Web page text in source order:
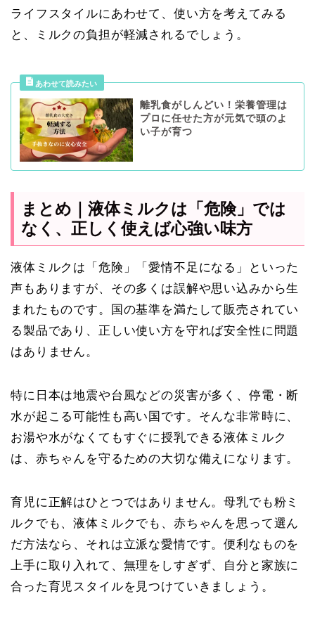
ライフスタイルにあわせて、使い方を考えてみる
と、ミルクの負担が軽減されるでしょう。
離乳食がしんどい！栄養管理は
プロに任せた方が元気で頭のよ
い子が育つ
まとめ｜液体ミルクは「危険」では
なく、正しく使えば心強い味方
液体ミルクは「危険」「愛情不足になる」といった
声もありますが、その多くは誤解や思い込みから生
まれたものです。国の基準を満たして販売されてい
る製品であり、正しい使い方を守れば安全性に問題
はありません。
特に日本は地震や台風などの災害が多く、停電・断
水が起こる可能性も高い国です。そんな非常時に、
お湯や水がなくてもすぐに授乳できる液体ミルク
は、赤ちゃんを守るための大切な備えになります。
育児に正解はひとつではありません。母乳でも粉ミ
ルクでも、液体ミルクでも、赤ちゃんを思って選ん
だ方法なら、それは立派な愛情です。便利なものを
上手に取り入れて、無理をしすぎず、自分と家族に
合った育児スタイルを見つけていきましょう。